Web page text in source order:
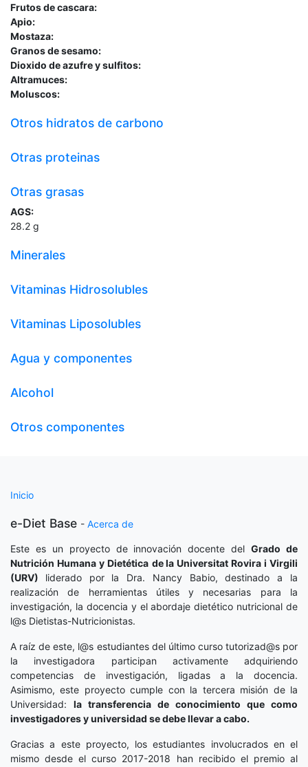
Frutos de cascara:
Apio:
Mostaza:
Granos de sesamo:
Dioxido de azufre y sulfitos:
Altramuces:
Moluscos:
Otros hidratos de carbono
Otras proteinas
Otras grasas
AGS:
28.2 g
Minerales
Vitaminas Hidrosolubles
Vitaminas Liposolubles
Agua y componentes
Alcohol
Otros componentes
Inicio
e-Diet Base - Acerca de
Este es un proyecto de innovación docente delGrado de
Nutrición Humana y Dietética de la Universitat Rovira i Virgili
(URV) liderado por la Dra. Nancy Babio, destinado a la
realización de herramientas útiles y necesarias para la
investigación, la docencia y el abordaje dietético nutricional de
l@s Dietistas-Nutricionistas.
A raíz de este, l@s estudiantes del último curso tutorizad@s por
la investigadora participan activamente adquiriendo
competencias de investigación, ligadas a la docencia.
Asimismo, este proyecto cumple con la tercera misión de la
Universidad: la transferencia de conocimiento que como
investigadores y universidad se debe llevar a cabo.
Gracias a este proyecto, los estudiantes involucrados en el
mismo desde el curso 2017-2018 han recibido el premio al